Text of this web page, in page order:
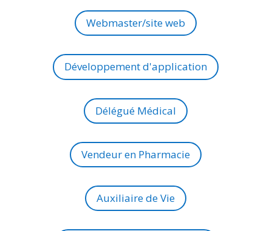
Webmaster/site web
Développement d'application
Délégué Médical
Vendeur en Pharmacie
Auxiliaire de Vie